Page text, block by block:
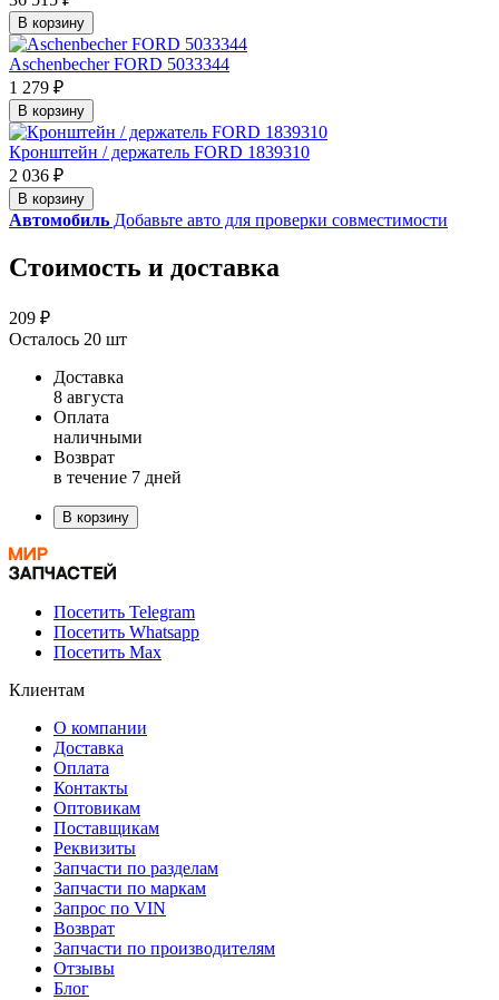
В корзину
Aschenbecher FORD 5033344
1 279 ₽
В корзину
Кронштейн / держатель FORD 1839310
2 036 ₽
В корзину
Автомобиль Добавьте авто для проверки совместимости
Стоимость и доставка
209 ₽
Осталось 20 шт
Доставка
8 августа
Оплата
наличными
Возврат
в течение 7 дней
В корзину
Посетить Telegram
Посетить Whatsapp
Посетить Max
Клиентам
О компании
Доставка
Оплата
Контакты
Оптовикам
Поставщикам
Реквизиты
Запчасти по разделам
Запчасти по маркам
Запрос по VIN
Возврат
Запчасти по производителям
Отзывы
Блог